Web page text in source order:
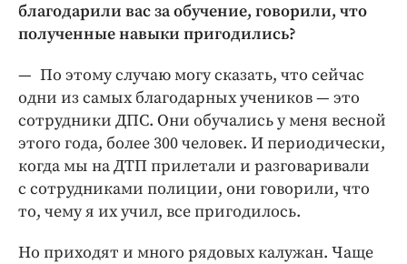
благодарили вас за обучение, говорили, что
полученные навыки пригодились?
— По этому случаю могу сказать, что сейчас
одни из самых благодарных учеников — ​это
сотрудники ДПС. Они обучались у меня весной
этого года, более 300 человек. И периодически,
когда мы на ДТП прилетали и разговаривали
с сотрудниками полиции, они говорили, что
то, чему я их учил, все пригодилось.
Но приходят и много рядовых калужан. Чаще